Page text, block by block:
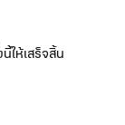
ให้เสร็จสิ้น